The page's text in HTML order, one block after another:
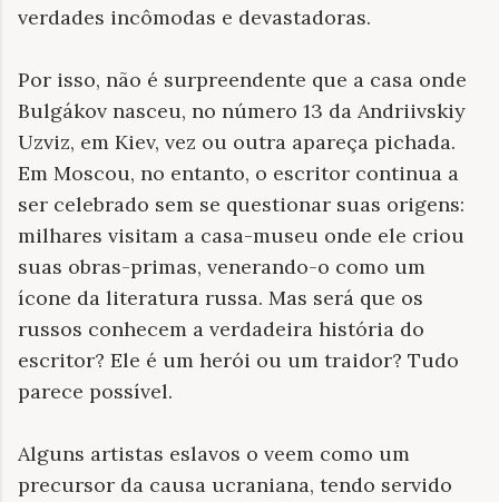
verdades incômodas e devastadoras.
Por isso, não é surpreendente que a casa onde
Bulgákov nasceu, no número 13 da Andriivskiy
Uzviz, em Kiev, vez ou outra apareça pichada.
Em Moscou, no entanto, o escritor continua a
ser celebrado sem se questionar suas origens:
milhares visitam a casa-museu onde ele criou
suas obras-primas, venerando-o como um
ícone da literatura russa. Mas será que os
russos conhecem a verdadeira história do
escritor? Ele é um herói ou um traidor? Tudo
parece possível.
Alguns artistas eslavos o veem como um
precursor da causa ucraniana, tendo servido